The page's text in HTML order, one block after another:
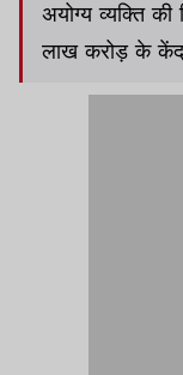
अयोग्य व्यक्ति
लाख करोड़ के